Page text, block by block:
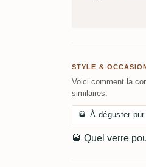
STYLE &
Voici comment la
similaires.
🥃 À déguster pur
🥃 Quel verre